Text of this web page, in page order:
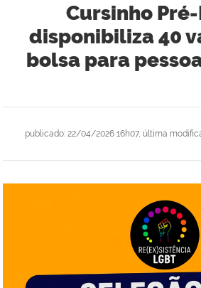
Cursinho
disponibiliza 40
bolsa para
publicado: 22/04/2026 16h07, última